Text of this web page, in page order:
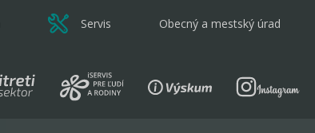
Servis Obecný a mestský úrad